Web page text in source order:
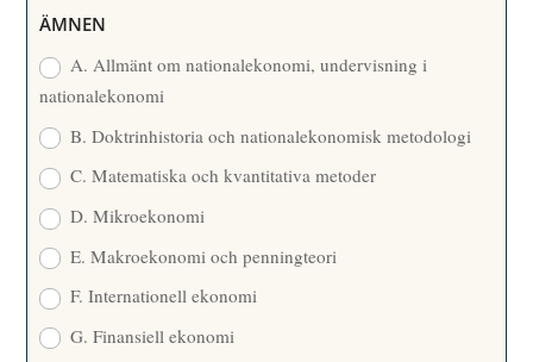
R
ÄMNEN
A. Allmänt om nationalekonomi, undervisning i
nationalekonomi
B. Doktrinhistoria och nationalekonomisk metodologi
C. Matematiska och kvantitativa metoder
D. Mikroekonomi
E. Makroekonomi och penningteori
F. Internationell ekonomi
G. Finansiell ekonomi